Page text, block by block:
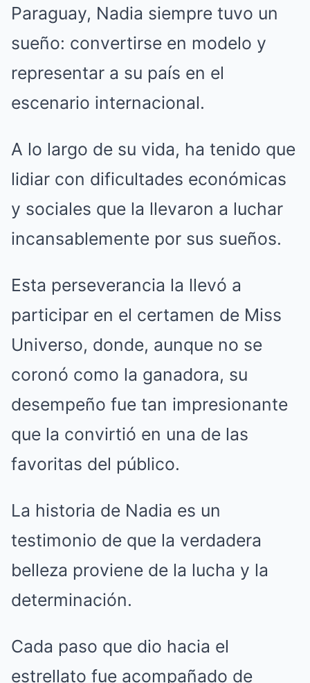
Paraguay, Nadia siempre tuvo un
sueño: convertirse en modelo y
representar a su país en el
escenario internacional.
A lo largo de su vida, ha tenido que
lidiar con dificultades económicas
y sociales que la llevaron a luchar
incansablemente por sus sueños.
Esta perseverancia la llevó a
participar en el certamen de Miss
Universo, donde, aunque no se
coronó como la ganadora, su
desempeño fue tan impresionante
que la convirtió en una de las
favoritas del público.
La historia de Nadia es un
testimonio de que la verdadera
belleza proviene de la lucha y la
determinación.
Cada paso que dio hacia el
estrellato fue acompañado de